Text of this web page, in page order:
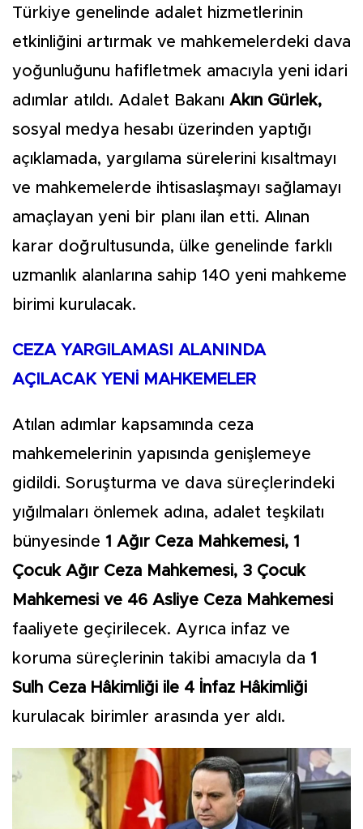
Türkiye genelinde adalet hizmetlerinin
etkinliğini artırmak ve mahkemelerdeki dava
yoğunluğunu hafifletmek amacıyla yeni idari
adımlar atıldı. Adalet Bakanı Akın Gürlek,
sosyal medya hesabı üzerinden yaptığı
açıklamada, yargılama sürelerini kısaltmayı
ve mahkemelerde ihtisaslaşmayı sağlamayı
amaçlayan yeni bir planı ilan etti. Alınan
karar doğrultusunda, ülke genelinde farklı
uzmanlık alanlarına sahip 140 yeni mahkeme
birimi kurulacak.
CEZA YARGILAMASI ALANINDA
AÇILACAK YENİ MAHKEMELER
Atılan adımlar kapsamında ceza
mahkemelerinin yapısında genişlemeye
gidildi. Soruşturma ve dava süreçlerindeki
yığılmaları önlemek adına, adalet teşkilatı
bünyesinde 1 Ağır Ceza Mahkemesi, 1
Çocuk Ağır Ceza Mahkemesi, 3 Çocuk
Mahkemesi ve 46 Asliye Ceza Mahkemesi
faaliyete geçirilecek. Ayrıca infaz ve
koruma süreçlerinin takibi amacıyla da 1
Sulh Ceza Hâkimliği ile 4 İnfaz Hâkimliği
kurulacak birimler arasında yer aldı.